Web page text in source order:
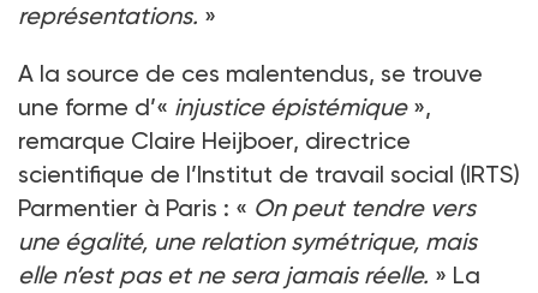
représentations. »
A la source de ces malentendus, se trouve
une forme d’« injustice épistémique»,
remarque Claire Heijboer, directrice
scientifique de l’Institut de travail social (IRTS)
Parmentier à Paris : « On peut tendre vers
une égalité, une relation symétrique, mais
elle n’est pas et ne sera jamais réelle. » La